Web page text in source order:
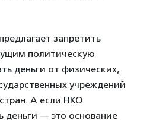
предлагает запретить
политическую
деньги от физических,
учреждений
А если НКО
деньги — это основание